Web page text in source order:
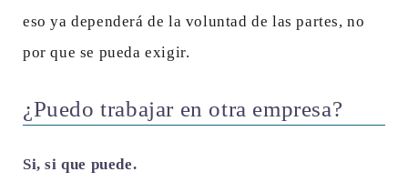
eso ya dependerá de la voluntad de las partes, no
por que se pueda exigir.
¿Puedo trabajar en otra empresa?
Si, si que puede.